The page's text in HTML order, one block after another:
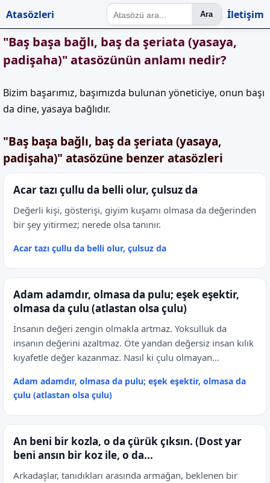
Atasözleri Ara İletişim
"Baş başa bağlı, baş da şeriata (yasaya,
padişaha)" atasözünün anlamı nedir?
Bizim başarımız, başımızda bulunan yöneticiye, onun başı
da dine, yasaya bağlıdır.
"Baş başa bağlı, baş da şeriata (yasaya,
padişaha)" atasözüne benzer atasözleri
Acar tazı çullu da belli olur, çulsuz da
Değerli kişi, gösterişi, giyim kuşamı olmasa da değerinden
bir şey yitirmez; nerede olsa tanınır.
Acar tazı çullu da belli olur, çulsuz da
Adam adamdır, olmasa da pulu; eşek eşektir,
olmasa da çulu (atlastan olsa çulu)
İnsanın değeri zengin olmakla artmaz. Yoksulluk da
insanın değerini azaltmaz. Öte yandan değersiz insan kılık
kıyafetle değer kazanmaz. Nasıl ki çulu olmayan...
Adam adamdır, olmasa da pulu; eşek eşektir, olmasa da
çulu (atlastan olsa çulu)
An beni bir kozla, o da çürük çıksın. (Dost yar
beni ansın bir koz ile, o da...
Arkadaşlar, tanıdıkları arasında armağan, beklenen bir